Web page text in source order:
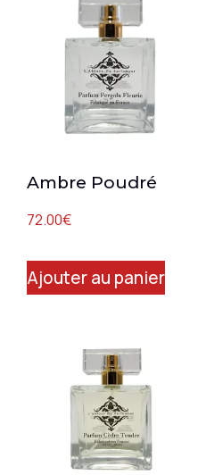
Ambre Poudré
72.00€
Ajouter au panier